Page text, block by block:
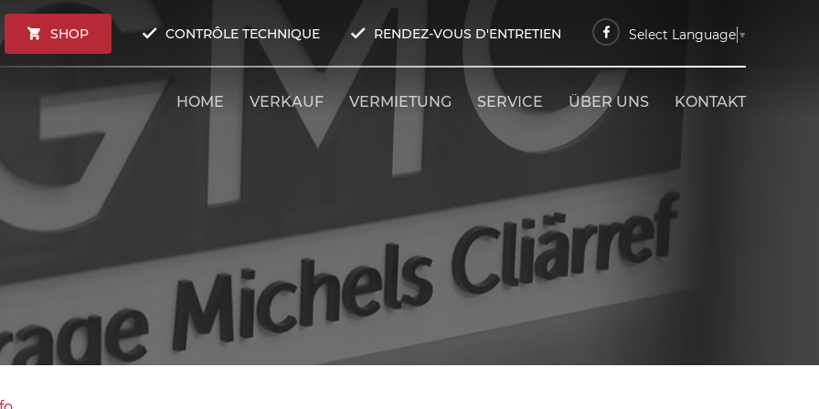
SHOP CONTRÔLE TECHNIQUE RENDEZ-VOUS D'ENTRETIEN Select Language ▼
HOME VERKAUF VERMIETUNG SERVICE ÜBER UNS KONTAKT